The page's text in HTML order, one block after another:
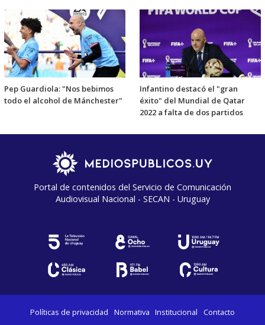
Pep Guardiola: "Nos bebimos
todo el alcohol de Mánchester"
Infantino destacó el "gran
éxito" del Mundial de Qatar
2022 a falta de dos partidos
Portal de contenidos del Servicio de Comunicación
Audiovisual Nacional - SECAN - Uruguay
Políticas de privacidad Normativa Institucional Contacto